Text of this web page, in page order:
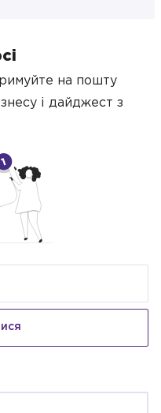
на пошту
і дайджест з